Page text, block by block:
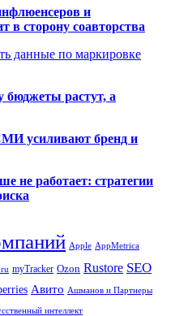
и
в сторону соавторства
данные по маркировке
бюджеты растут, а
усиливают бренд и
не работает: стратегии
Apple AppMetrica
myTracker Ozon Rustore SEO
Авито Ашманов и Партнеры
интеллект